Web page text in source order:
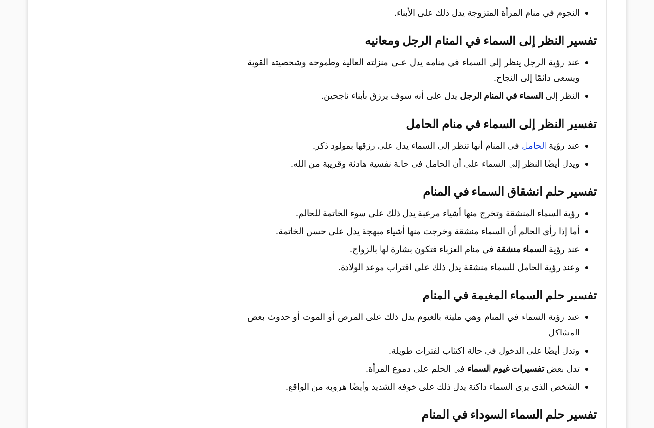
النجوم في منام المرأة المتزوجة يدل ذلك على الأبناء.
تفسير النظر إلى السماء في المنام الرجل ومعانيه
عند رؤية الرجل ينظر إلى السماء في منامه يدل على منزلته العالية وطموحه وشخصيته القوية
ويسعى دائمًا إلى النجاح.
النظر إلى السماء في المنام الرجل يدل على أنه سوف يرزق بأبناء ناجحين.
تفسير النظر إلى السماء في منام الحامل
عند رؤية الحامل في المنام أنها تنظر إلى السماء يدل على رزقها بمولود ذكر.
ويدل أيضًا النظر إلى السماء على أن الحامل في حالة نفسية هادئة وقريبة من الله.
تفسير حلم انشقاق السماء في المنام
رؤية السماء المنشقة وتخرج منها أشياء مرعبة يدل ذلك على سوء الخاتمة للحالم.
أما إذا رأى الحالم أن السماء منشقة وخرجت منها أشياء مبهجة يدل على حسن الخاتمة.
عند رؤية السماء منشقة في منام العزباء فتكون بشارة لها بالزواج.
وعند رؤية الحامل للسماء منشقة يدل ذلك على اقتراب موعد الولادة.
تفسير حلم السماء المغيمة في المنام
عند رؤية السماء في المنام وهي مليئة بالغيوم يدل ذلك على المرض أو الموت أو حدوث بعض
المشاكل.
وتدل أيضًا على الدخول في حالة اكتئاب لفترات طويلة.
تدل بعضتفسيرات غيوم السماء في الحلم على دموع المرأة.
الشخص الذي يرى السماء داكنة يدل ذلك على خوفه الشديد وأيضًا هروبه من الواقع.
تفسير حلم السماء السوداء في المنام